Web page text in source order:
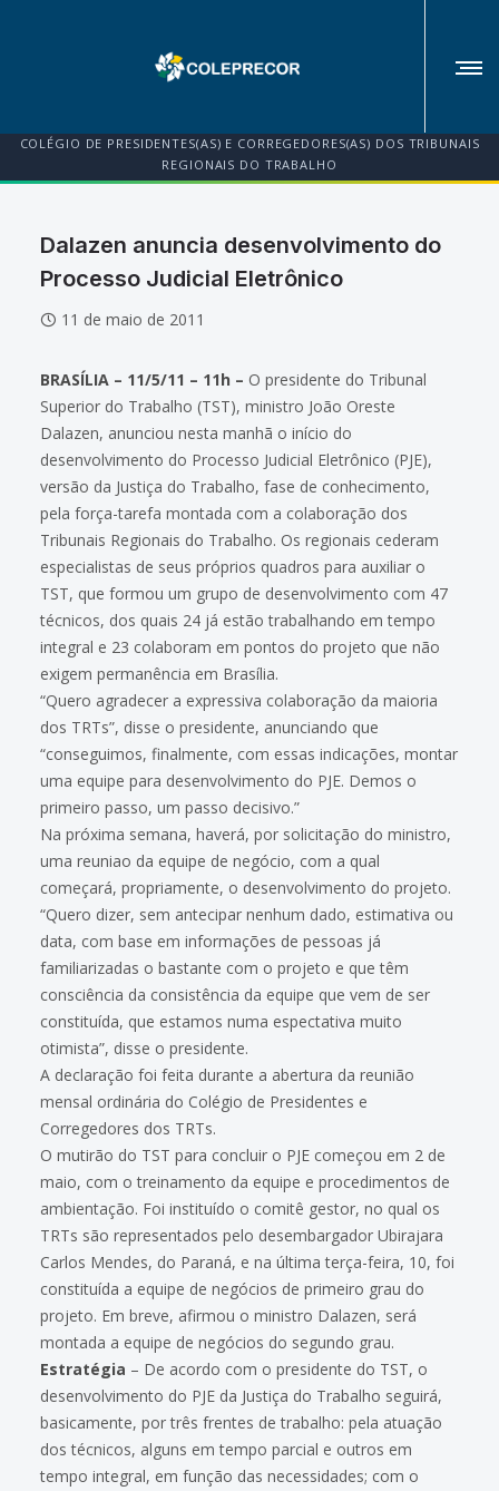
COLÉGIO DE PRESIDENTES(AS) E CORREGEDORES(AS) DOS TRIBUNAIS
REGIONAIS DO TRABALHO
Dalazen anuncia desenvolvimento do
Processo Judicial Eletrônico
11 de maio de 2011
BRASÍLIA – 11/5/11 – 11h – O presidente do Tribunal
Superior do Trabalho (TST), ministro João Oreste
Dalazen, anunciou nesta manhã o início do
desenvolvimento do Processo Judicial Eletrônico (PJE),
versão da Justiça do Trabalho, fase de conhecimento,
pela força-tarefa montada com a colaboração dos
Tribunais Regionais do Trabalho. Os regionais cederam
especialistas de seus próprios quadros para auxiliar o
TST, que formou um grupo de desenvolvimento com 47
técnicos, dos quais 24 já estão trabalhando em tempo
integral e 23 colaboram em pontos do projeto que não
exigem permanência em Brasília.
“Quero agradecer a expressiva colaboração da maioria
dos TRTs”, disse o presidente, anunciando que
“conseguimos, finalmente, com essas indicações, montar
uma equipe para desenvolvimento do PJE. Demos o
primeiro passo, um passo decisivo.”
Na próxima semana, haverá, por solicitação do ministro,
uma reuniao da equipe de negócio, com a qual
começará, propriamente, o desenvolvimento do projeto.
“Quero dizer, sem antecipar nenhum dado, estimativa ou
data, com base em informações de pessoas já
familiarizadas o bastante com o projeto e que têm
consciência da consistência da equipe que vem de ser
constituída, que estamos numa espectativa muito
otimista”, disse o presidente.
A declaração foi feita durante a abertura da reunião
mensal ordinária do Colégio de Presidentes e
Corregedores dos TRTs.
O mutirão do TST para concluir o PJE começou em 2 de
maio, com o treinamento da equipe e procedimentos de
ambientação. Foi instituído o comitê gestor, no qual os
TRTs são representados pelo desembargador Ubirajara
Carlos Mendes, do Paraná, e na última terça-feira, 10, foi
constituída a equipe de negócios de primeiro grau do
projeto. Em breve, afirmou o ministro Dalazen, será
montada a equipe de negócios do segundo grau.
Estratégia – De acordo com o presidente do TST, o
desenvolvimento do PJE da Justiça do Trabalho seguirá,
basicamente, por três frentes de trabalho: pela atuação
dos técnicos, alguns em tempo parcial e outros em
tempo integral, em função das necessidades; com o